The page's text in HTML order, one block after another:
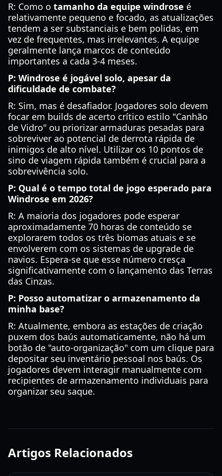
R: Como o tamanho da equipe windrose é
relativamente pequeno e focado, as atualizações
tendem a ser substanciais e bem polidas, em
vez de frequentes, mas irrelevantes. A equipe
geralmente lança marcos de conteúdo
importantes a cada 3-4 meses.
P: Windrose é jogável solo, apesar da
dificuldade de combate?
R: Sim, mas é desafiador. Jogadores solo devem
focar em builds de acerto crítico estilo "Canhão
de Vidro" ou priorizar armaduras pesadas para
sobreviver ao potencial de derrota rápida de
inimigos de alto nível. Utilizar os 10 pontos de
sino de viagem rápida também é crucial para a
sobrevivência solo.
P: Qual é o tempo total de jogo esperado para
Windrose em 2026?
R: A maioria dos jogadores pode esperar
aproximadamente 70 horas de conteúdo se
explorarem todos os três biomas atuais e se
envolverem com os sistemas de upgrade de
navios. Espera-se que esse número cresça
significativamente com o lançamento das Terras
das Cinzas.
P: Posso automatizar o armazenamento da
minha base?
R: Atualmente, embora as estações de criação
puxem dos baús automaticamente, não há um
botão de "auto-organização" com um clique para
depositar seu inventário pessoal nos baús. Os
jogadores devem interagir manualmente com
recipientes de armazenamento individuais para
organizar seu saque.
Artigos Relacionados